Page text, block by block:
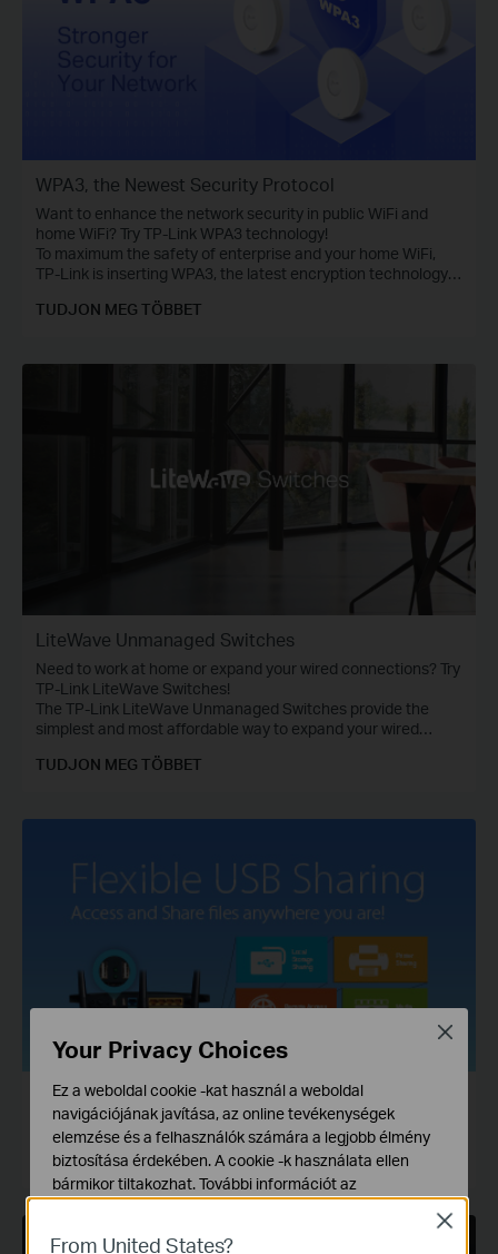
WPA3, the Newest Security Protocol
Want to enhance the network security in public WiFi and
home WiFi? Try TP-Link WPA3 technology!
To maximum the safety of enterprise and your home WiFi,
TP-Link is inserting WPA3, the latest encryption technology,
and more devices.
TUDJON MEG TÖBBET
LiteWave Unmanaged Switches
Need to work at home or expand your wired connections? Try
TP-Link LiteWave Switches!
The TP-Link LiteWave Unmanaged Switches provide the
simplest and most affordable way to expand your wired
TUDJON MEG TÖBBET
Flexible USB Sharing
Access and Share files anywhere you are
TUDJON MEG TÖBBET
From United States?
Close
Your Privacy Choices
Ez a weboldal cookie -kat használ a weboldal
navigációjának javítása, az online tevékenységek
elemzése és a felhasználók számára a legjobb élmény
biztosítása érdekében. A cookie -k használata ellen
bármikor tiltakozhat. További információt az
Alap Cookie-k
Close